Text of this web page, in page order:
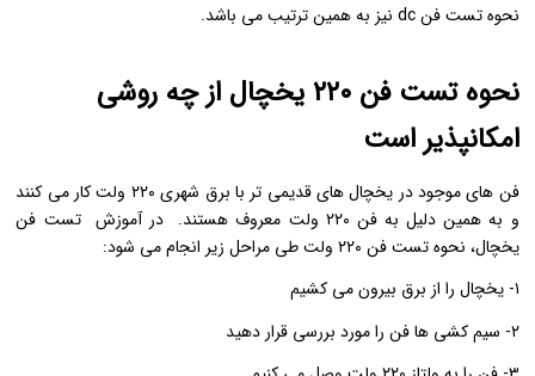
نحوه تست فن dc نیز به همین ترتیب می باشد.
نحوه تست فن ۲۲۰ یخچال از چه روشی
امکانپذیر است
فن های موجود در یخچال های قدیمی تر با برق شهری ۲۲۰ ولت کار می کنند
و به همین دلیل به فن ۲۲۰ ولت معروف هستند. در آموزش تست فن
یخچال، نحوه تست فن ۲۲۰ ولت طی مراحل زیر انجام می شود:
۱- یخچال را از برق بیرون می کشیم
۲- سیم کشی ها فن را مورد بررسی قرار دهید